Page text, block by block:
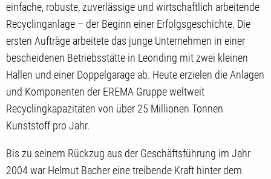
einfache, robuste, zuverlässige und wirtschaftlich arbeitende
Recyclinganlage – der Beginn einer Erfolgsgeschichte. Die
ersten Aufträge arbeitete das junge Unternehmen in einer
bescheidenen Betriebsstätte in Leonding mit zwei kleinen
Hallen und einer Doppelgarage ab. Heute erzielen die Anlagen
und Komponenten der EREMA Gruppe weltweit
Recyclingkapazitäten von über 25 Millionen Tonnen
Kunststoff pro Jahr.
Bis zu seinem Rückzug aus der Geschäftsführung im Jahr
2004 war Helmut Bacher eine treibende Kraft hinter dem